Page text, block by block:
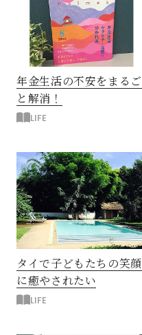
年金生活の不安をまるご
と解消！
LIFE
タイで子どもたちの笑顔
に癒やされたい
LIFE